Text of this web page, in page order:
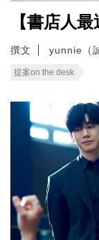
【書店人
撰文 yunnie（
提案on the desk